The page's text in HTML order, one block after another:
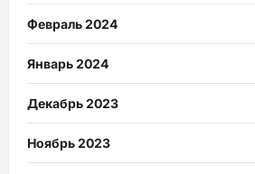
Февраль 2024
Январь 2024
Декабрь 2023
Ноябрь 2023